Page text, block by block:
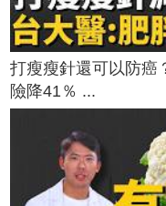
打瘦瘦針還可以防癌
險降41％ ...